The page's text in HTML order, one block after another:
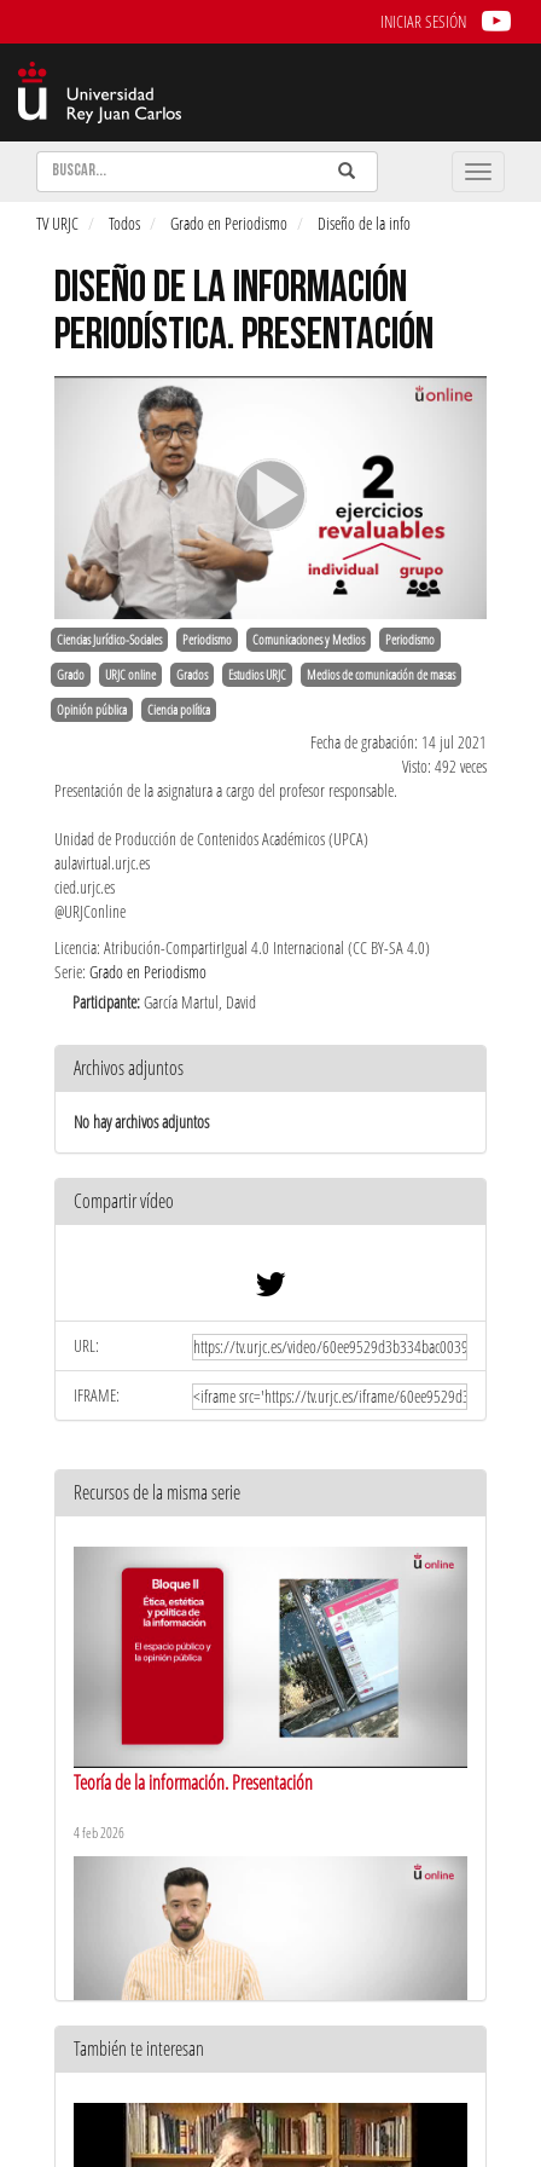
INICIAR SESIÓN
Buscar Enviar
Buscar
Toggle
TV URJC Todos Grado en Periodismo Diseño de la info
DISEÑO DE LA INFORMACIÓN
PERIODÍSTICA. PRESENTACIÓN
Ciencias Jurídico-Sociales Periodismo Comunicaciones y Medios Periodismo
Grado URJC online Grados Estudios URJC Medios de comunicación de masas
Opinión pública Ciencia política
Fecha de grabación: 14 jul 2021
Visto: 492 veces
Presentación de la asignatura a cargo del profesor responsable.
Unidad de Producción de Contenidos Académicos (UPCA)
aulavirtual.urjc.es
cied.urjc.es
@URJConline
Licencia: Atribución-CompartirIgual 4.0 Internacional (CC BY-SA 4.0)
Serie: Grado en Periodismo
Participante:García Martul, David
Archivos adjuntos
No hay archivos adjuntos
Compartir vídeo
URL:
IFRAME:
Recursos de la misma serie
Teoría de la información. Presentación
4 feb 2026
11 sept 2025
También te interesan